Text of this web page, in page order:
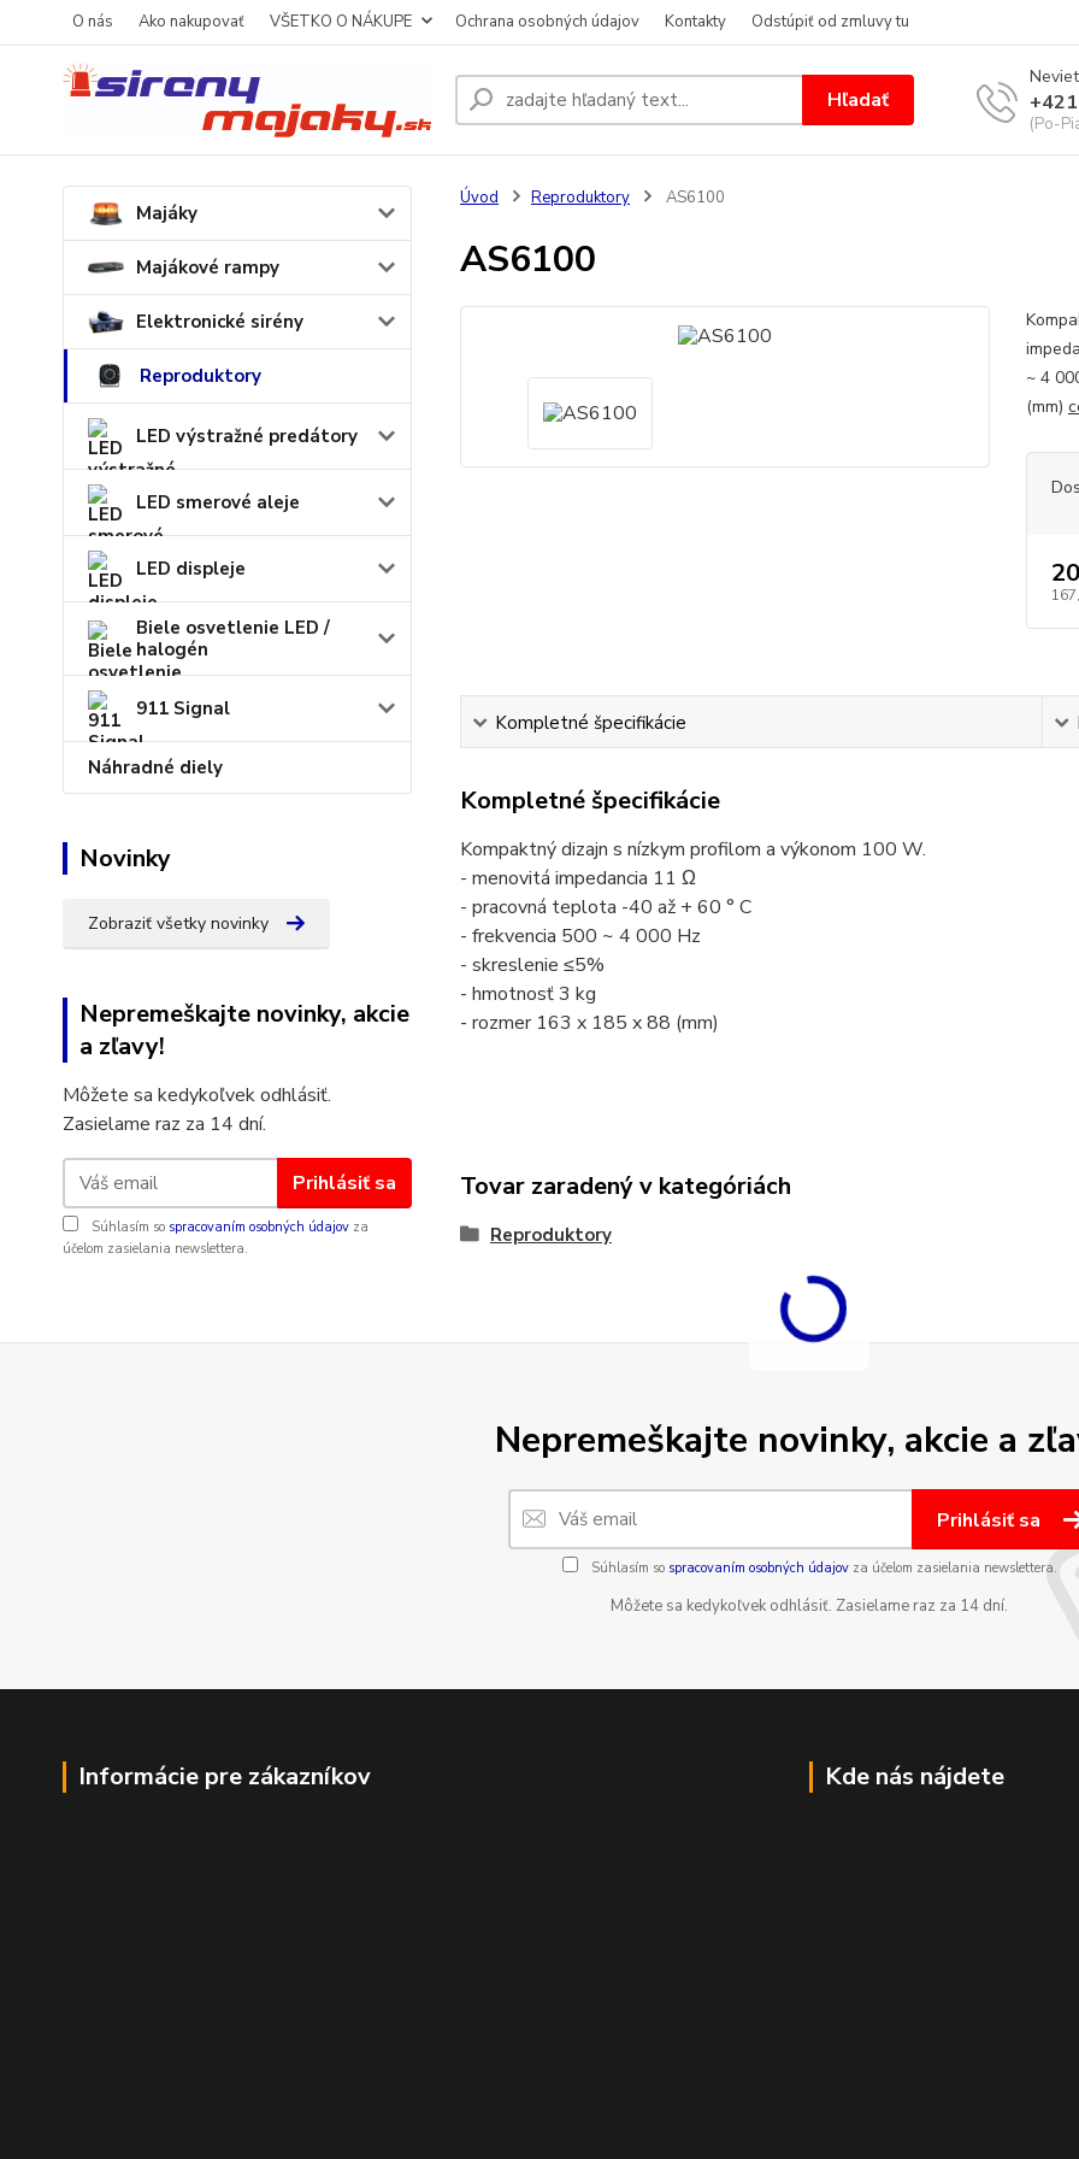
O nás Ako nakupovať VŠETKO O NÁKUPE Ochrana osobných údajov Kontakty Odstúpiť od zmluvy tu
Hľadať
(Po-
Majáky
Majákové rampy
Elektronické sirény
Reproduktory
LED výstražné predátory
LED smerové aleje
LED displeje
Biele osvetlenie LED /
halogén
911 Signal
Náhradné diely
Novinky
Zobraziť všetky novinky
Nepremeškajte novinky, akcie
a zľavy!
Môžete sa kedykoľvek odhlásiť.
Zasielame raz za 14 dní.
Prihlásiť sa
Súhlasím so spracovaním osobných údajov za
účelom zasielania newslettera.
Úvod Reproduktory AS6100
AS6100
~ 4
(mm)
Kompletné špecifikácie
Kompletné špecifikácie
Kompaktný dizajn s nízkym profilom a výkonom 100 W.
- menovitá impedancia 11 Ω
- pracovná teplota -40 až + 60 ° C
- frekvencia 500 ~ 4 000 Hz
- skreslenie ≤5%
- hmotnosť 3 kg
- rozmer 163 x 185 x 88 (mm)
Tovar zaradený v kategóriách
Reproduktory
Nepremeškajte novinky, akcie a
Prihlásiť sa
Súhlasím so spracovaním osobných údajovza účelom zasielania newslettera.
Môžete sa kedykoľvek odhlásiť. Zasielame raz za 14 dní.
Informácie pre zákazníkov Kde nás nájdete